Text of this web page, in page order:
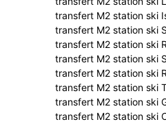
transfert M2 station ski
transfert M2 station ski
transfert M2 station ski
transfert M2 station ski
transfert M2 station ski
transfert M2 station ski
transfert M2 station ski
transfert M2 station ski